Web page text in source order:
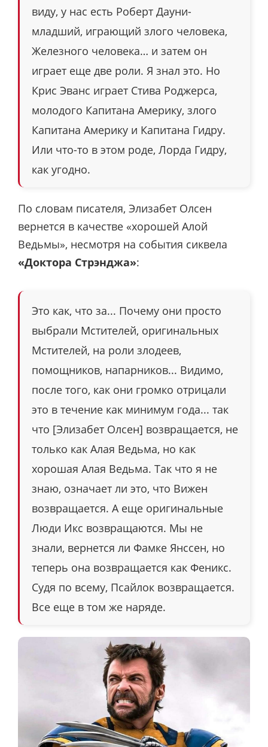
виду, у нас есть Роберт Дауни-
младший, играющий злого человека,
Железного человека… и затем он
играет еще две роли. Я знал это. Но
Крис Эванс играет Стива Роджерса,
молодого Капитана Америку, злого
Капитана Америку и Капитана Гидру.
Или что-то в этом роде, Лорда Гидру,
как угодно.
По словам писателя, Элизабет Олсен
вернется в качестве «хорошей Алой
Ведьмы», несмотря на события сиквела
«Доктора Стрэнджа»:
Это как, что за... Почему они просто
выбрали Мстителей, оригинальных
Мстителей, на роли злодеев,
помощников, напарников... Видимо,
после того, как они громко отрицали
это в течение как минимум года... так
что [Элизабет Олсен] возвращается, не
только как Алая Ведьма, но как
хорошая Алая Ведьма. Так что я не
знаю, означает ли это, что Вижен
возвращается. А еще оригинальные
Люди Икс возвращаются. Мы не
знали, вернется ли Фамке Янссен, но
теперь она возвращается как Феникс.
Судя по всему, Псайлок возвращается.
Все еще в том же наряде.